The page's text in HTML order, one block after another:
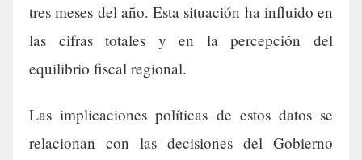
tres meses del año. Esta situación ha influido en
las cifras totales y en la percepción del
equilibrio fiscal regional.
Las implicaciones políticas de estos datos se
relacionan con las decisiones del Gobierno